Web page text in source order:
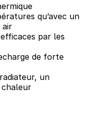
qu’avec un
air
par les
de forte
un